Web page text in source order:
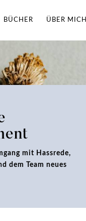
BÜCHER ÜBER MICH
mit Hassrede,
dem Team neues